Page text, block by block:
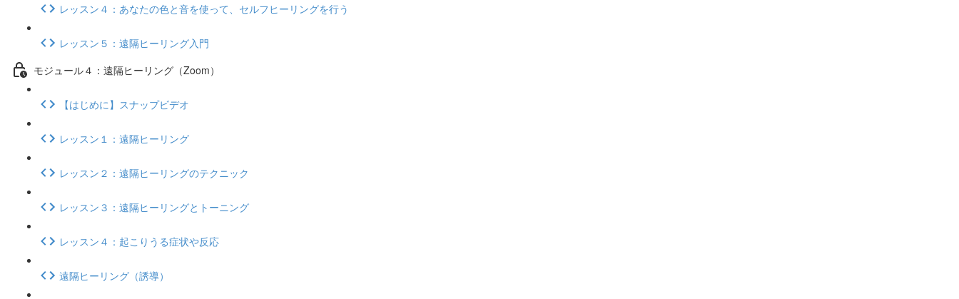
レッスン４：あなたの色と音を使って、セルフヒーリングを行う
レッスン５：遠隔ヒーリング入門
モジュール４：遠隔ヒーリング（Zoom）
【はじめに】スナップビデオ
レッスン１：遠隔ヒーリング
レッスン２：遠隔ヒーリングのテクニック
レッスン３：遠隔ヒーリングとトーニング
レッスン４：起こりうる症状や反応
遠隔ヒーリング（誘導）